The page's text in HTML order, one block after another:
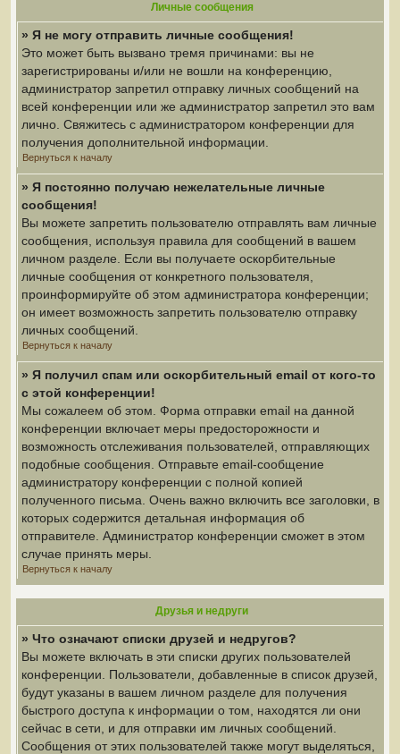
Личные сообщения
» Я не могу отправить личные сообщения!
Это может быть вызвано тремя причинами: вы не
зарегистрированы и/или не вошли на конференцию,
администратор запретил отправку личных сообщений на
всей конференции или же администратор запретил это вам
лично. Свяжитесь с администратором конференции для
получения дополнительной информации.
Вернуться к началу
» Я постоянно получаю нежелательные личные
сообщения!
Вы можете запретить пользователю отправлять вам личные
сообщения, используя правила для сообщений в вашем
личном разделе. Если вы получаете оскорбительные
личные сообщения от конкретного пользователя,
проинформируйте об этом администратора конференции;
он имеет возможность запретить пользователю отправку
личных сообщений.
Вернуться к началу
» Я получил спам или оскорбительный email от кого-то
с этой конференции!
Мы сожалеем об этом. Форма отправки email на данной
конференции включает меры предосторожности и
возможность отслеживания пользователей, отправляющих
подобные сообщения. Отправьте email-сообщение
администратору конференции с полной копией
полученного письма. Очень важно включить все заголовки, в
которых содержится детальная информация об
отправителе. Администратор конференции сможет в этом
случае принять меры.
Вернуться к началу
Друзья и недруги
» Что означают списки друзей и недругов?
Вы можете включать в эти списки других пользователей
конференции. Пользователи, добавленные в список друзей,
будут указаны в вашем личном разделе для получения
быстрого доступа к информации о том, находятся ли они
сейчас в сети, и для отправки им личных сообщений.
Сообщения от этих пользователей также могут выделяться,